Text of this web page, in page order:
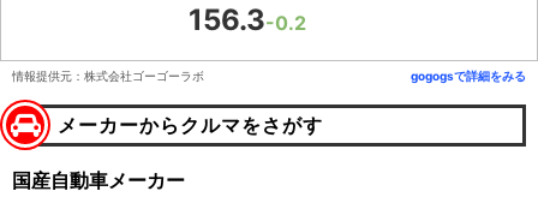
156.3-0.2
情報提供元：株式会社ゴーゴーラボ gogogsで詳細をみる
メーカーからクルマをさがす
国産自動車メーカー